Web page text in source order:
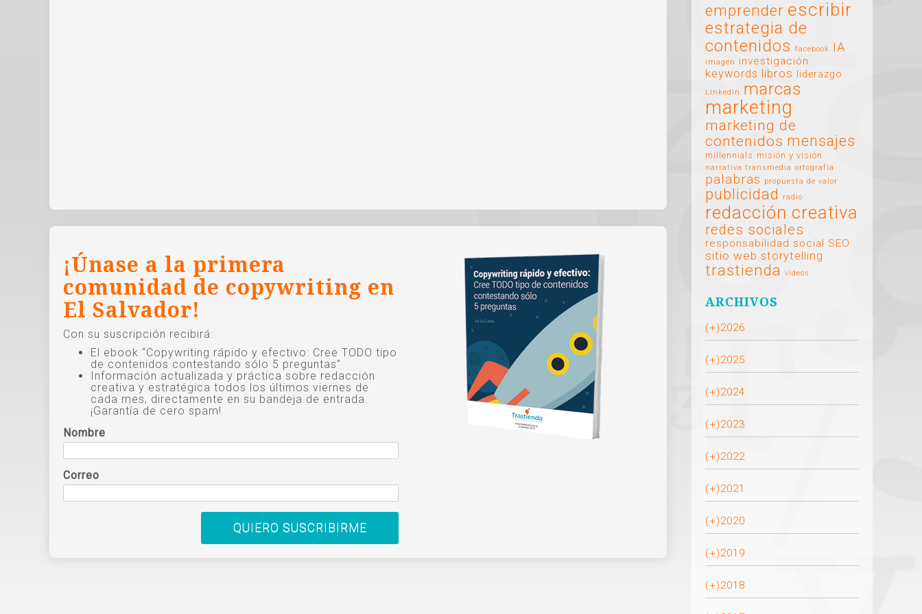
¡Únase a la primera
comunidad de copywriting en
El Salvador!
Con su suscripción recibirá:
El ebook “Copywriting rápido y efectivo: Cree TODO tipo
de contenidos contestando sólo 5 preguntas”
Información actualizada y práctica sobre redacción
creativa y estratégica todos los últimos viernes de
cada mes, directamente en su bandeja de entrada.
¡Garantía de cero spam!
Nombre
Correo
emprender escribir
estrategia de
contenidos
facebook IA
imagen investigación
keywords libros liderazgo
LinkedIn marcas
marketing
marketing de
contenidos mensajes
millennials misión y visión
narrativa transmedia ortografía
palabras propuesta de valor
publicidad radio
redacción creativa
redes sociales
responsabilidad social SEO
sitio web storytelling
trastienda videos
ARCHIVOS
(+)2026
(+)2025
(+)2024
(+)2023
(+)2022
(+)2021
(+)2020
(+)2019
(+)2018